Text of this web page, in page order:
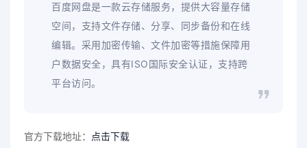
百度网盘是一款云存储服务，提供大容量存储
空间，支持文件存储、分享、同步备份和在线
编辑。采用加密传输、文件加密等措施保障用
户数据安全，具有ISO国际安全认证，支持跨
平台访问。
官方下载地址： 点击下载